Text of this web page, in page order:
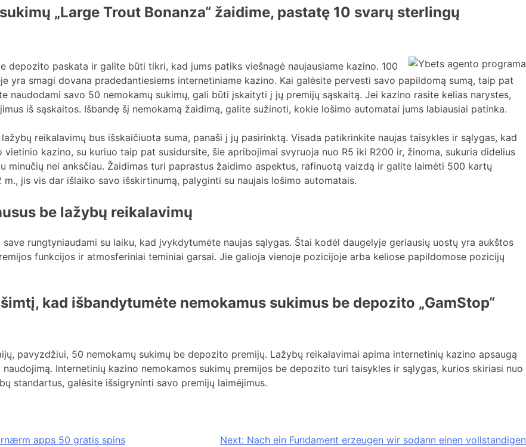
„Large Trout Bonanza“ žaidime, pastatę 10 svarų sterlingų
depozito paskata ir galite būti tikri, kad jums patiks viešnagė naujausiame kazino. 100
yra smagi dovana pradedantiesiems internetiniame kazino. Kai galėsite pervesti savo papildomą sumą, taip pat
naudodami savo 50 nemokamų sukimų, gali būti įskaityti į jų premijų sąskaitą. Jei kazino rasite kelias narystes,
iš sąskaitos. Išbandę šį nemokamą žaidimą, galite sužinoti, kokie lošimo automatai jums labiausiai patinka.
reikalavimų bus išskaičiuota suma, panaši į jų pasirinktą. Visada patikrinkite naujas taisykles ir sąlygas, kad
kazino, su kuriuo taip pat susidursite, šie apribojimai svyruoja nuo R5 iki R200 ir, žinoma, sukuria didelius
nei anksčiau. Žaidimas turi paprastus žaidimo aspektus, rafinuotą vaizdą ir galite laimėti 500 kartų
jis vis dar išlaiko savo išskirtinumą, palyginti su naujais lošimo automatais.
be lažybų reikalavimų
rungtyniaudami su laiku, kad įvykdytumėte naujas sąlygas. Štai kodėl daugelyje geriausių uostų yra aukštos
funkcijos ir atmosferiniai teminiai garsai. Jie galioja vienoje pozicijoje arba keliose papildomose pozicijų
kad išbandytumėte nemokamus sukimus be depozito „GamStop“
pavyzdžiui, 50 nemokamų sukimų be depozito premijų. Lažybų reikalavimai apima internetinių kazino apsaugą
Internetinių kazino nemokamos sukimų premijos be depozito turi taisykles ir sąlygas, kurios skiriasi nuo
standartus, galėsite išsigryninti savo premijų laimėjimus.
apps 50 gratis spins
Next: Nach ein Fundament erzeugen wir sodann einen vollstandigen